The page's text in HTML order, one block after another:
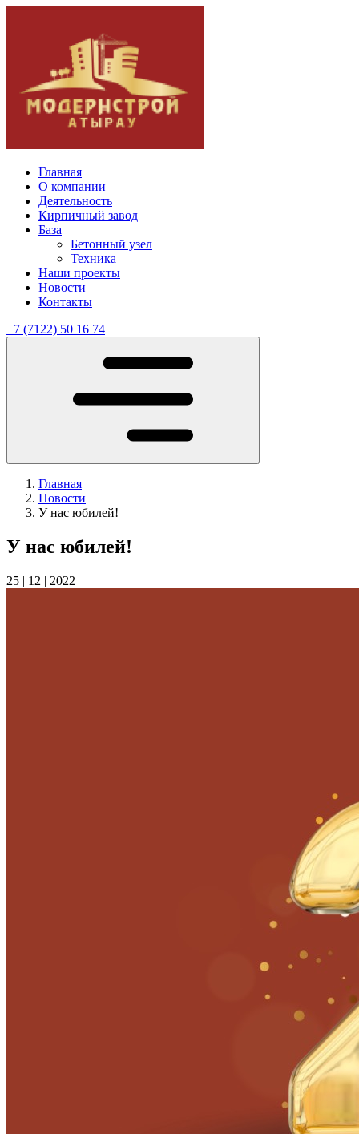
Главная
О компании
Деятельность
Кирпичный завод
База
Бетонный узел
Техника
Наши проекты
Новости
Контакты
+7 (7122) 50 16 74
Главная
Новости
У нас юбилей!
У нас юбилей!
25 | 12 | 2022